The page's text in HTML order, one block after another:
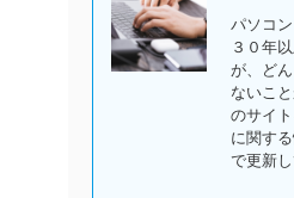
パソコン
３０年
が、ど
ないこ
のサイ
に関す
で更新し